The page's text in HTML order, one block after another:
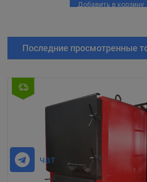
чат
Добавить в корзину
Последние просмотренные